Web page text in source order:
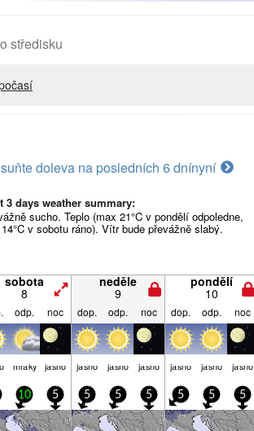
středisku
doleva na posledních 6 dnínyní
3 days weather summary:
sucho. Teplo (max 21°C v pondělí odpoledne,
v sobotu ráno). Vítr bude převážně slabý.
sobota
8
neděle
9
pondělí
10
odp. noc dop. odp. noc dop. odp. noc
mraky jasno jasno jasno jasno jasno jasno jasno
10 5 5 5 5 5 5 5